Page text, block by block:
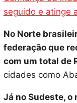
seguido e atinge
No Norte
federação que
com um total de
cidades como
Já no Sudeste,